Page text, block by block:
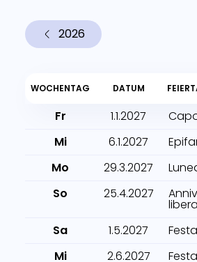
2026
WOCHENTAG DATUM
Fr 1.1.2027
Mi
6.1.2027
Mo
29.3.2027
So
25.4.2027
Sa
1.5.2027
Mi
2.6.2027